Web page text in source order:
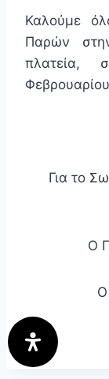
Καλούμε
Παρών
πλατεία,
Για το
Ο
Ο